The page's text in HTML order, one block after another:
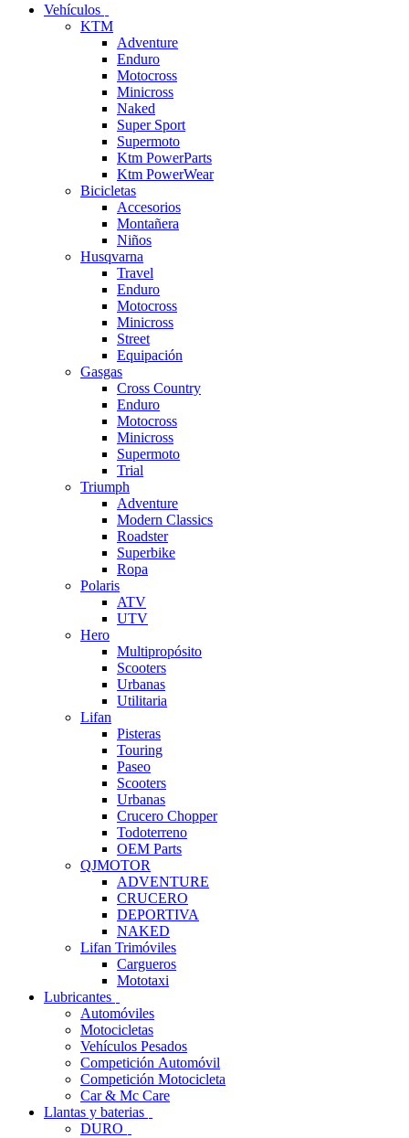
Vehículos
KTM
Adventure
Enduro
Motocross
Minicross
Naked
Super Sport
Supermoto
Ktm PowerParts
Ktm PowerWear
Bicicletas
Accesorios
Montañera
Niños
Husqvarna
Travel
Enduro
Motocross
Minicross
Street
Equipación
Gasgas
Cross Country
Enduro
Motocross
Minicross
Supermoto
Trial
Triumph
Adventure
Modern Classics
Roadster
Superbike
Ropa
Polaris
ATV
UTV
Hero
Multipropósito
Scooters
Urbanas
Utilitaria
Lifan
Pisteras
Touring
Paseo
Scooters
Urbanas
Crucero Chopper
Todoterreno
OEM Parts
QJMOTOR
ADVENTURE
CRUCERO
DEPORTIVA
NAKED
Lifan Trimóviles
Cargueros
Mototaxi
Lubricantes
Automóviles
Motocicletas
Vehículos Pesados
Competición Automóvil
Competición Motocicleta
Car & Mc Care
Llantas y baterias
DURO